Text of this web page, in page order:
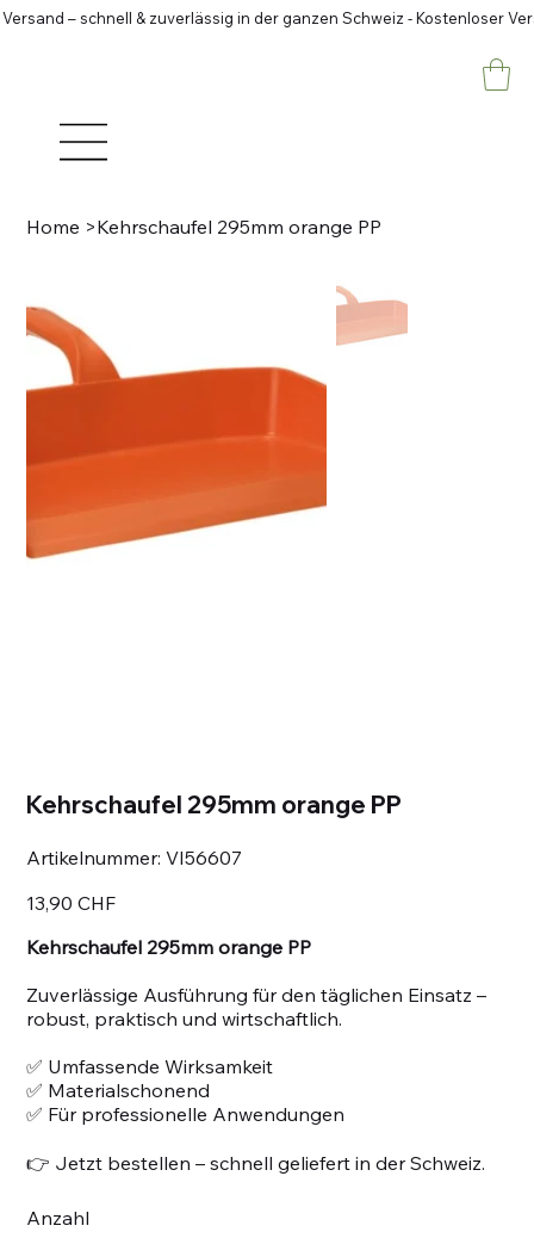
– schnell & zuverlässig in der ganzen Schweiz - Kostenloser
Home >Kehrschaufel 295mm orange PP
Kehrschaufel 295mm orange PP
Artikelnummer: Artikelnummer:
VI56607
VI56607
13,90 CHF
Kehrschaufel 295mm orange PP
Zuverlässige Ausführung für den täglichen Einsatz –
robust, praktisch und wirtschaftlich.
✅ Umfassende Wirksamkeit
✅ Materialschonend
✅ Für professionelle Anwendungen
👉 Jetzt bestellen – schnell geliefert in der Schweiz.
Anzahl